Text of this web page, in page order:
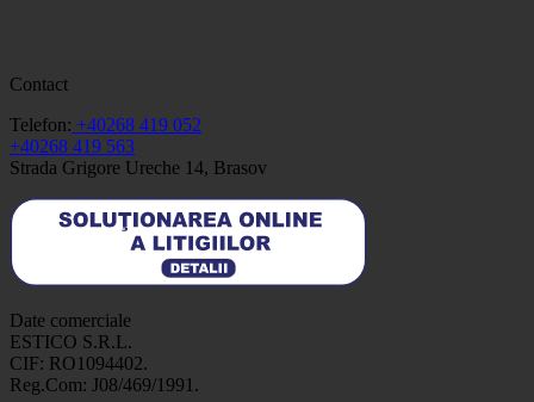
Contact
Telefon: +40268 419 052
+40268 419 563
Strada Grigore Ureche 14, Brasov
Date comerciale
ESTICO S.R.L.
CIF: RO1094402.
Reg.Com: J08/469/1991.